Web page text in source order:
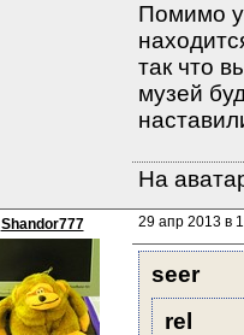
Помимо
так что
музей
На
Shandor777 29 апр 2013 в
seer
rel